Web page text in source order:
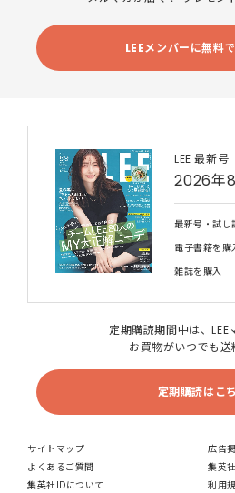
LEEメンバーに無料
LEE 最新号
2026年
最新号・試し
電子書籍を購
雑誌を購入
定期購読期間中は、LEE
お買物がいつでも送
定期購読はこ
サイトマップ
広告
よくあるご質問
集英
集英社IDについて
利用